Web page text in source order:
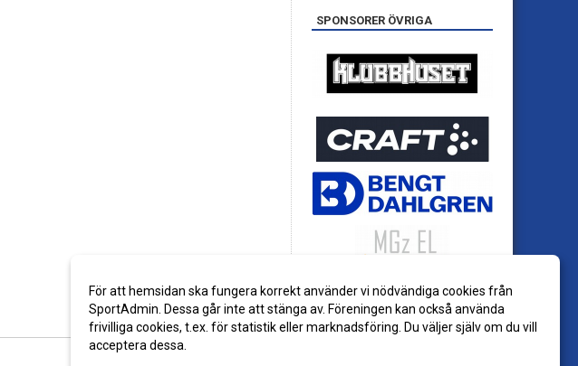
SPONSORER ÖVRIGA
För att hemsidan ska fungera korrekt använder vi nödvändiga cookies från
SportAdmin. Dessa går inte att stänga av. Föreningen kan också använda
frivilliga cookies, t.ex. för statistik eller marknadsföring. Du väljer själv om du vill
acceptera dessa.